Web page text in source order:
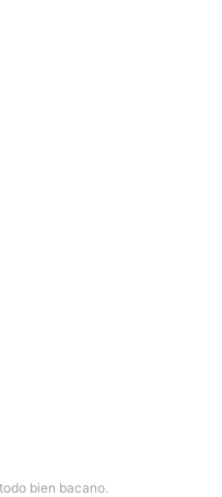
bien bacano.